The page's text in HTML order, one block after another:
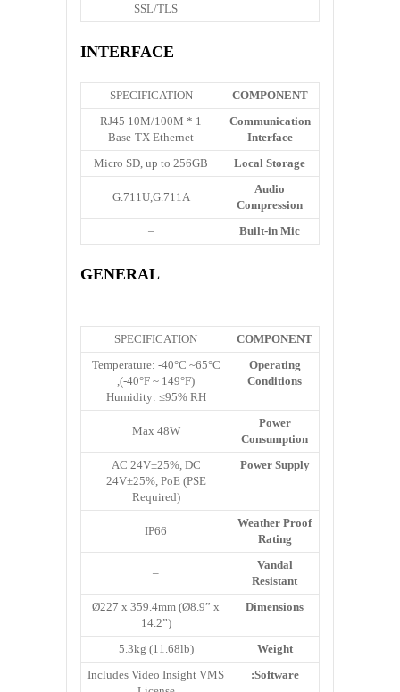
SSL/TLS
INTERFACE
COMPONENT
SPECIFICATION
Communication
Interface
1 * RJ45 10M/100M
Base-TX Ethernet
Local Storage
Micro SD, up to 256GB
Audio
Compression
G.711U,G.711A
Built-in Mic
–
GENERAL
COMPONENT
SPECIFICATION
Operating
Conditions
Temperature: -40°C ~65°C
(-40°F ~ 149°F),
Humidity: ≤95% RH
Power
Consumption
Max 48W
Power Supply
AC 24V±25%, DC
24V±25%, PoE (PSE
Required)
Weather Proof
Rating
IP66
Vandal
Resistant
–
Dimensions
Ø227 x 359.4mm (Ø8.9” x
14.2”)
Weight
5.3kg (11.68lb)
Software:
Includes Video Insight VMS